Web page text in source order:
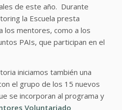
de este año. Durante
la Escuela presta
los mentores, como a los
PAIs, que participan en el
iniciamos también una
el grupo de los 15 nuevos
se incorporan al programa y
Voluntariado